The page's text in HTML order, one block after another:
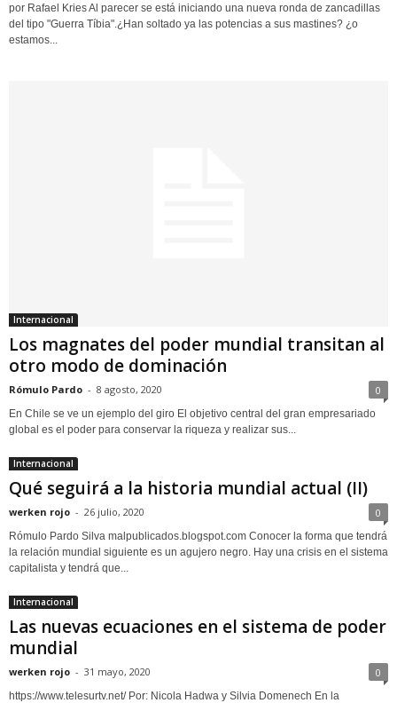
por Rafael Kries Al parecer se está iniciando una nueva ronda de zancadillas
del tipo "Guerra Tíbia".¿Han soltado ya las potencias a sus mastines? ¿o
estamos...
Internacional
Los magnates del poder mundial transitan al
otro modo de dominación
Rómulo Pardo - 8 agosto, 2020 0
En Chile se ve un ejemplo del giro El objetivo central del gran empresariado
global es el poder para conservar la riqueza y realizar sus...
Internacional
Qué seguirá a la historia mundial actual (II)
werken rojo - 26 julio, 2020 0
Rómulo Pardo Silva malpublicados.blogspot.com Conocer la forma que tendrá
la relación mundial siguiente es un agujero negro. Hay una crisis en el sistema
capitalista y tendrá que...
Internacional
Las nuevas ecuaciones en el sistema de poder
mundial
werken rojo - 31 mayo, 2020 0
https://www.telesurtv.net/ Por: Nicola Hadwa y Silvia Domenech En la